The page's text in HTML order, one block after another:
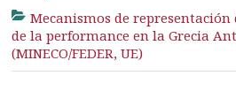
Mecanismos de
de la performance en la Grecia
(MINECO/FEDER, UE)